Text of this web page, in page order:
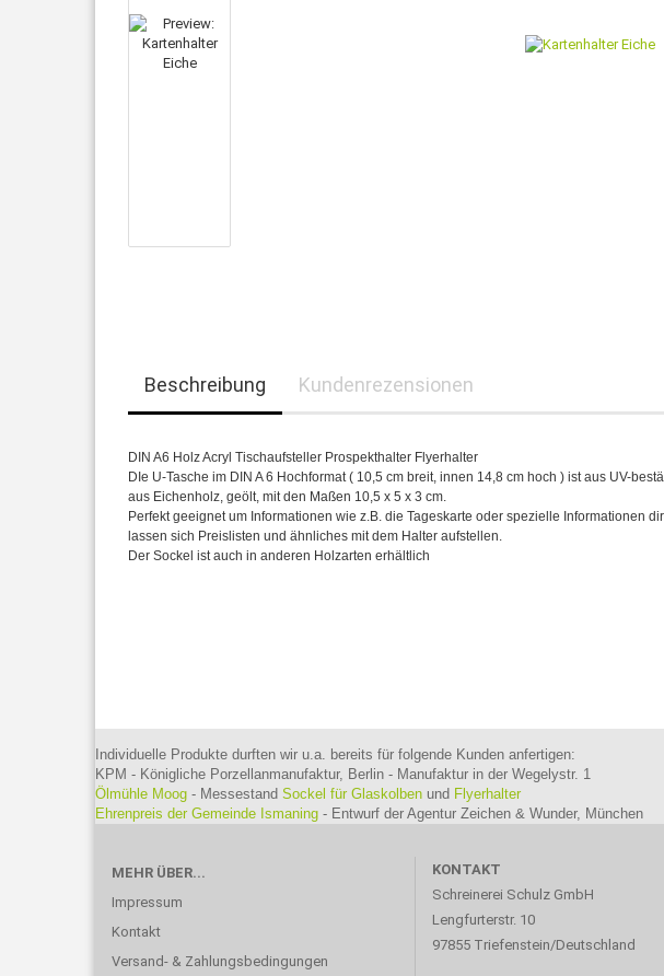
Beschreibung Kundenrezensionen
DIN A6 Holz Acryl Tischaufsteller Prospekthalter Flyerhalter
DIe U-Tasche im DIN A 6 Hochformat ( 10,5 cm breit, innen 14,8 cm hoch ) ist aus UV-
aus Eichenholz, geölt, mit den Maßen 10,5 x 5 x 3 cm.
Perfekt geeignet um Informationen wie z.B. die Tageskarte oder spezielle Informationen
lassen sich Preislisten und ähnliches mit dem Halter aufstellen.
Der Sockel ist auch in anderen Holzarten erhältlich
Individuelle Produkte durften wir u.a. bereits für folgende Kunden anfertigen:
KPM - Königliche Porzellanmanufaktur, Berlin - Manufaktur in der Wegelystr. 1
Ölmühle Moog - Messestand Sockel für Glaskolben und Flyerhalter
Ehrenpreis der Gemeinde Ismaning - Entwurf der Agentur Zeichen & Wunder, München
MEHR ÜBER...
Impressum
Kontakt
Versand- & Zahlungsbedingungen
KONTAKT
Schreinerei Schulz GmbH
Lengfurterstr. 10
97855 Triefenstein/Deutschland